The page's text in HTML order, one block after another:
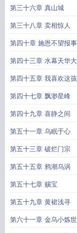
第三十六章 真山城
第三十八章 卖相惊人
第四十章 施恩不望报
第四十三章 水幕天华
第四十五章 我喜欢这
第四十七章 飘渺星峰
第四十九章 喜静之间
第五十一章 乌眠于心
第五十三章 破烂门宗
第五十五章 鸦潮乌涡
第五十七章 赐宝
第五十九章 黄裙浅寻
第六十一章 金乌小炼世